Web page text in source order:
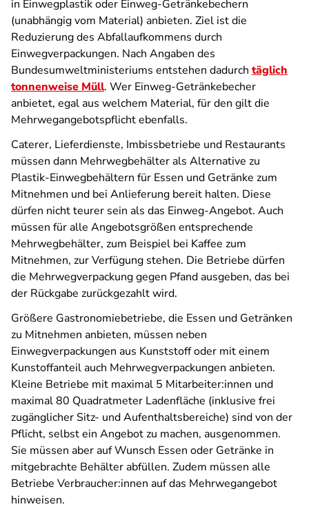
in Einwegplastik oder Einweg-Getränkebechern
(unabhängig vom Material) anbieten. Ziel ist die
Reduzierung des Abfallaufkommens durch
Einwegverpackungen. Nach Angaben des
Bundesumweltministeriums entstehen dadurch täglich
tonnenweise Müll. Wer Einweg-Getränkebecher
anbietet, egal aus welchem Material, für den gilt die
Mehrwegangebotspflicht ebenfalls.
Caterer, Lieferdienste, Imbissbetriebe und Restaurants
müssen dann Mehrwegbehälter als Alternative zu
Plastik-Einwegbehältern für Essen und Getränke zum
Mitnehmen und bei Anlieferung bereit halten. Diese
dürfen nicht teurer sein als das Einweg-Angebot. Auch
müssen für alle Angebotsgrößen entsprechende
Mehrwegbehälter, zum Beispiel bei Kaffee zum
Mitnehmen, zur Verfügung stehen. Die Betriebe dürfen
die Mehrwegverpackung gegen Pfand ausgeben, das bei
der Rückgabe zurückgezahlt wird.
Größere Gastronomiebetriebe, die Essen und Getränken
zu Mitnehmen anbieten, müssen neben
Einwegverpackungen aus Kunststoff oder mit einem
Kunstoffanteil auch Mehrwegverpackungen anbieten.
Kleine Betriebe mit maximal 5 Mitarbeiter:innen und
maximal 80 Quadratmeter Ladenfläche (inklusive frei
zugänglicher Sitz- und Aufenthaltsbereiche) sind von der
Pflicht, selbst ein Angebot zu machen, ausgenommen.
Sie müssen aber auf Wunsch Essen oder Getränke in
mitgebrachte Behälter abfüllen. Zudem müssen alle
Betriebe Verbraucher:innen auf das Mehrwegangebot
hinweisen.